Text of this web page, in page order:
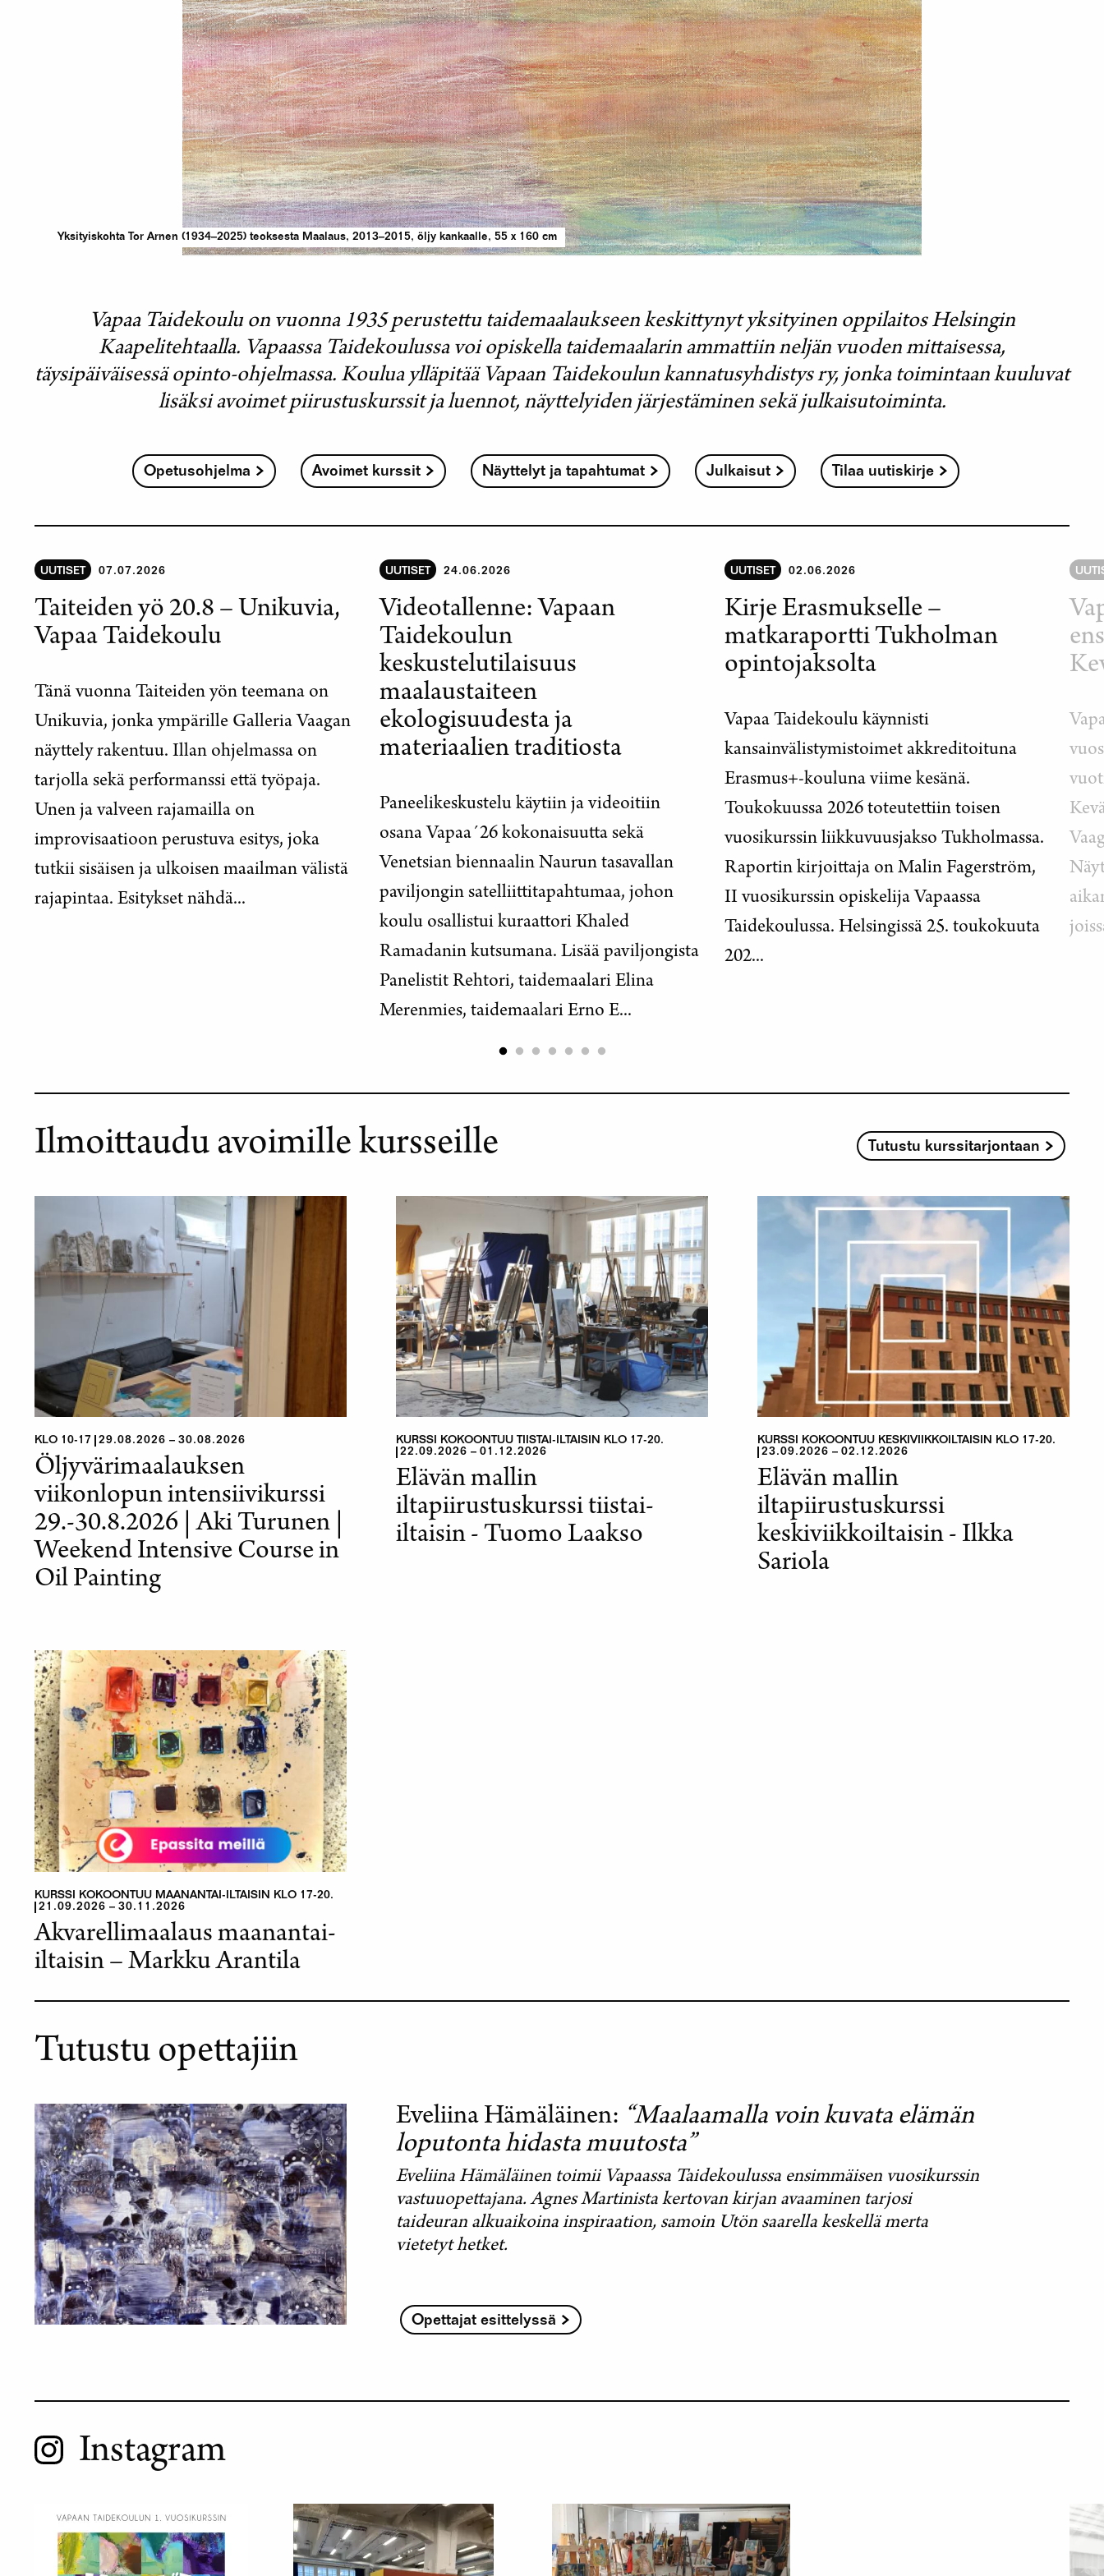
Yksityiskohta Tor Arnen (1934–2025) teoksesta Maalaus, 2013–2015, öljy kankaalle, 55 x 160 cm
Vapaa Taidekoulu on vuonna 1935 perustettu taidemaalaukseen keskittynyt yksityinen oppilaitos Helsingin
Kaapelitehtaalla. Vapaassa Taidekoulussa voi opiskella taidemaalarin ammattiin neljän vuoden mittaisessa,
täysipäiväisessä opinto-ohjelmassa. Koulua ylläpitää Vapaan Taidekoulun kannatusyhdistys ry, jonka toimintaan kuuluvat
lisäksi avoimet piirustuskurssit ja luennot, näyttelyiden järjestäminen sekä julkaisutoiminta.
Opetusohjelma Avoimet kurssit Näyttelyt ja tapahtumat Julkaisut Tilaa uutiskirje
UUTISET 07.07.2026
Taiteiden yö 20.8 – Unikuvia,
Vapaa Taidekoulu
Tänä vuonna Taiteiden yön teemana on
Unikuvia, jonka ympärille Galleria Vaagan
näyttely rakentuu. Illan ohjelmassa on
tarjolla sekä performanssi että työpaja.
Unen ja valveen rajamailla on
improvisaatioon perustuva esitys, joka
tutkii sisäisen ja ulkoisen maailman välistä
rajapintaa. Esitykset nähdä...
UUTISET 24.06.2026
Videotallenne: Vapaan
Taidekoulun
keskustelutilaisuus
maalaustaiteen
ekologisuudesta ja
materiaalien traditiosta
Paneelikeskustelu käytiin ja videoitiin
osana Vapaa´26 kokonaisuutta sekä
Venetsian biennaalin Naurun tasavallan
paviljongin satelliittitapahtumaa, johon
koulu osallistui kuraattori Khaled
Ramadanin kutsumana. Lisää paviljongista
Panelistit Rehtori, taidemaalari Elina
Merenmies, taidemaalari Erno E...
UUTISET 02.06.2026
Kirje Erasmukselle –
matkaraportti Tukholman
opintojaksolta
Vapaa Taidekoulu käynnisti
kansainvälistymistoimet akkreditoituna
Erasmus+-kouluna viime kesänä.
Toukokuussa 2026 toteutettiin toisen
vuosikurssin liikkuvuusjakso Tukholmassa.
Raportin kirjoittaja on Malin Fagerström,
II vuosikurssin opiskelija Vapaassa
Taidekoulussa. Helsingissä 25. toukokuuta
202...
Ilmoittaudu avoimille kursseille Tutustu kurssitarjontaan
KLO 10-17 29.08.2026 30.08.2026
Öljyvärimaalauksen
viikonlopun intensiivikurssi
29.-30.8.2026 | Aki Turunen |
Weekend Intensive Course in
Oil Painting
KURSSI KOKOONTUU TIISTAI-ILTAISIN KLO 17-20.
22.09.2026
01.12.2026
Elävän mallin
iltapiirustuskurssi tiistai-
iltaisin - Tuomo Laakso
KURSSI KOKOONTUU KESKIVIIKKOILTAISIN KLO 17-20.
23.09.2026
02.12.2026
Elävän mallin
iltapiirustuskurssi
keskiviikkoiltaisin - Ilkka
Sariola
KURSSI KOKOONTUU MAANANTAI-ILTAISIN KLO 17-20.
21.09.2026
30.11.2026
Akvarellimaalaus maanantai-
iltaisin – Markku Arantila
Tutustu opettajiin
Eveliina Hämäläinen “Maalaamalla voin kuvata elämän
loputonta hidasta muutosta”
Eveliina Hämäläinen toimii Vapaassa Taidekoulussa ensimmäisen vuosikurssin
vastuuopettajana. Agnes Martinista kertovan kirjan avaaminen tarjosi
taideuran alkuaikoina inspiraation, samoin Utön saarella keskellä merta
vietetyt hetket.
Opettajat esittelyssä
Instagram